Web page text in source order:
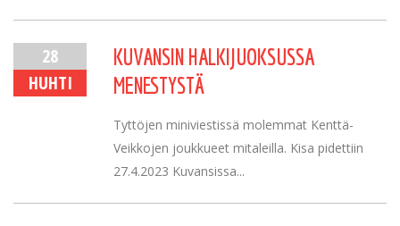
28
HUHTI
KUVANSIN HALKIJUOKSUSSA
MENESTYSTÄ
Tyttöjen miniviestissä molemmat Kenttä-
Veikkojen joukkueet mitaleilla. Kisa pidettiin
27.4.2023 Kuvansissa...